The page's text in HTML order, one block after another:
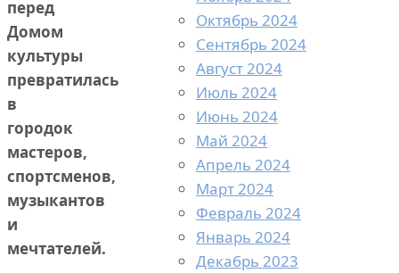
перед
Домом
культуры
превратилась
в
городок
мастеров,
спортсменов,
музыкантов
и
мечтателей.
Октябрь 2024
Сентябрь 2024
Август 2024
Июль 2024
Июнь 2024
Май 2024
Апрель 2024
Март 2024
Февраль 2024
Январь 2024
Декабрь 2023